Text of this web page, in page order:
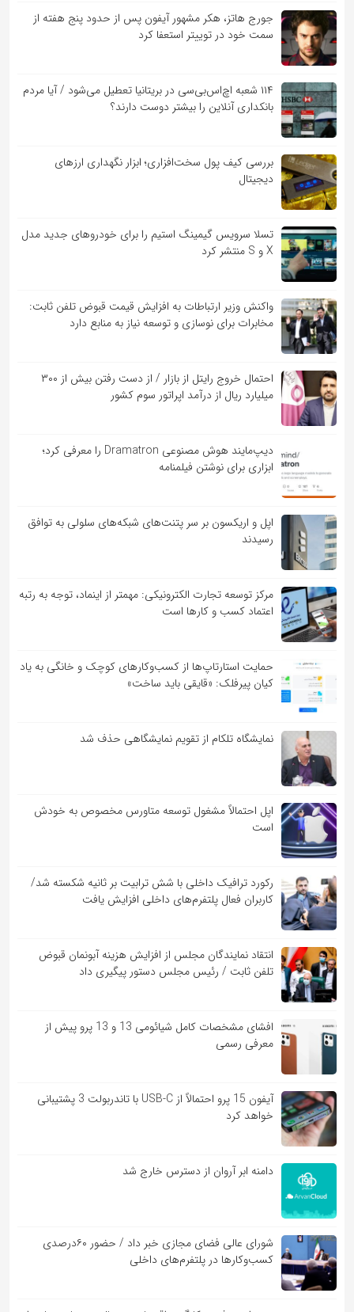
جورج هاتز، هکر مشهور آیفون پس از حدود پنج هفته از
سمت خود در توییتر استعفا کرد
۱۱۴ شعبه اچ‌اس‌بی‌سی در بریتانیا تعطیل می‌شود / آیا مردم
بانکداری آنلاین را بیشتر دوست دارند؟
بررسی کیف‌ پول سخت‌افزاری؛ ابزار نگهداری ارزهای
دیجیتال
تسلا سرویس گیمینگ استیم را برای خودروهای جدید مدل
X و S منتشر کرد
واکنش وزیر ارتباطات به افزایش قیمت قبوض تلفن ثابت:
مخابرات برای نوسازی و توسعه نیاز به منابع دارد
احتمال خروج رایتل از بازار / از دست رفتن بیش از ۳۰۰
میلیارد ریال از درآمد اپراتور سوم کشور
دیپ‌مایند هوش مصنوعی Dramatron را معرفی کرد؛
ابزاری برای نوشتن فیلمنامه
اپل و اریکسون بر سر پتنت‌های شبکه‌های سلولی به توافق
رسیدند
مرکز توسعه تجارت الکترونیکی: مهمتر از اینماد، توجه به رتبه
اعتماد کسب و کارها است
حمایت استارتاپ‌ها از کسب‌وکارهای کوچک و خانگی به یاد
کیان پیرفلک: «قایقی باید ساخت»
نمایشگاه تلکام از تقویم نمایشگاهی حذف شد
اپل احتمالاً مشغول توسعه متاورس مخصوص به خودش
است
رکورد ترافیک داخلی با شش ترابیت بر ثانیه شکسته شد/
کاربران فعال پلتفرم‌های داخلی افزایش یافت
انتقاد نمایندگان مجلس از افزایش هزینه آبونمان قبوض
تلفن ثابت / رئیس مجلس دستور پیگیری داد
افشای مشخصات کامل شیائومی 13 و 13 پرو پیش از
معرفی رسمی
آیفون 15 پرو احتمالاً از USB-C با تاندربولت 3 پشتیبانی
خواهد کرد
دامنه ابر آروان از دسترس خارج شد
شورای عالی فضای مجازی خبر داد / حضور ۶۰درصدی
کسب‌و‌کارها در پلتفرم‌های داخلی